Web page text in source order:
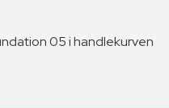
05 i handlekurven